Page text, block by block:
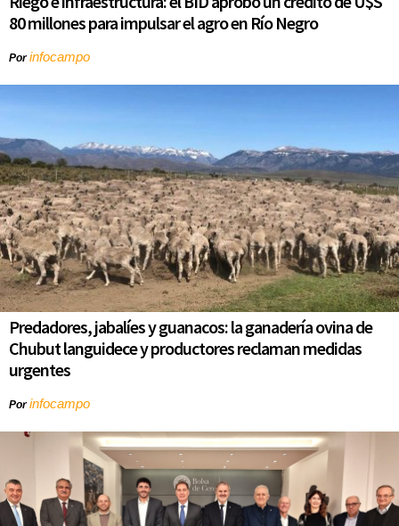
80 millones para impulsar el agro en Río Negro
Porinfocampo
Predadores, jabalíes y guanacos: la ganadería ovina de
Chubut languidece y productores reclaman medidas
urgentes
Porinfocampo